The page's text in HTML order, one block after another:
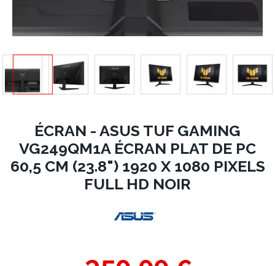
ÉCRAN - ASUS TUF GAMING
VG249QM1A ÉCRAN PLAT DE PC
60,5 CM (23.8") 1920 X 1080 PIXELS
FULL HD NOIR